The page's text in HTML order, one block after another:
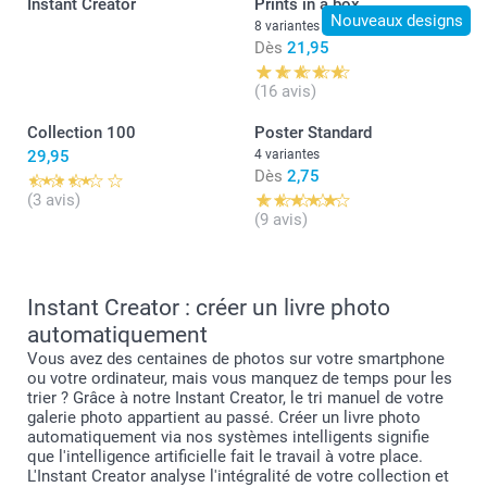
Instant Creator
Nouveaux designs
Prints in a box
8 variantes
Dès 21,95
(16 avis)
Collection 100
29,95
(3 avis)
Poster Standard
4 variantes
Dès 2,75
(9 avis)
Instant Creator : créer un livre photo
automatiquement
Vous avez des centaines de photos sur votre smartphone
ou votre ordinateur, mais vous manquez de temps pour les
trier ? Grâce à notre Instant Creator, le tri manuel de votre
galerie photo appartient au passé. Créer un livre photo
automatiquement via nos systèmes intelligents signifie
que l'intelligence artificielle fait le travail à votre place.
L'Instant Creator analyse l'intégralité de votre collection et